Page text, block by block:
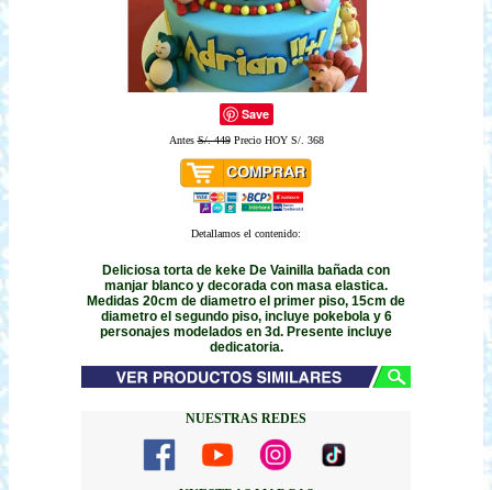
Save
AntesS/. 449Precio HOY S/. 368
Detallamos el contenido:
Deliciosa torta de keke De Vainilla bañada con
manjar blanco y decorada con masa elastica.
Medidas 20cm de diametro el primer piso, 15cm de
diametro el segundo piso, incluye pokebola y 6
personajes modelados en 3d. Presente incluye
dedicatoria.
NUESTRAS REDES